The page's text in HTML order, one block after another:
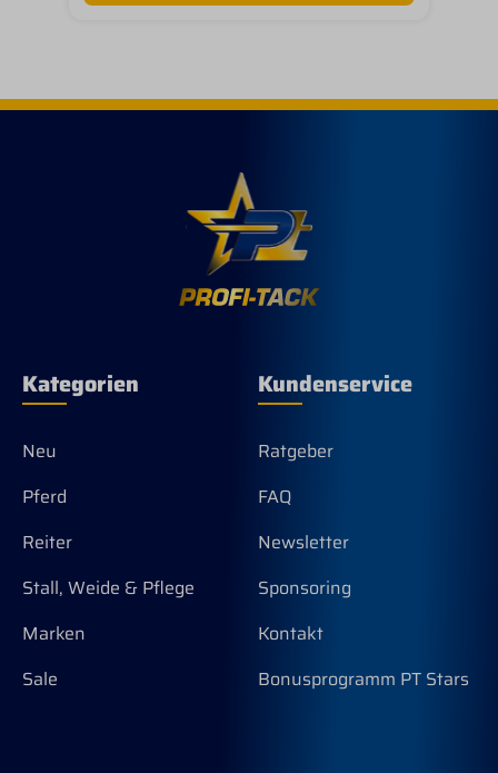
Kategorien
Neu
Pferd
Reiter
Stall, Weide & Pflege
Marken
Sale
Kundenservice
Ratgeber
FAQ
Newsletter
Sponsoring
Kontakt
Bonusprogramm PT Stars